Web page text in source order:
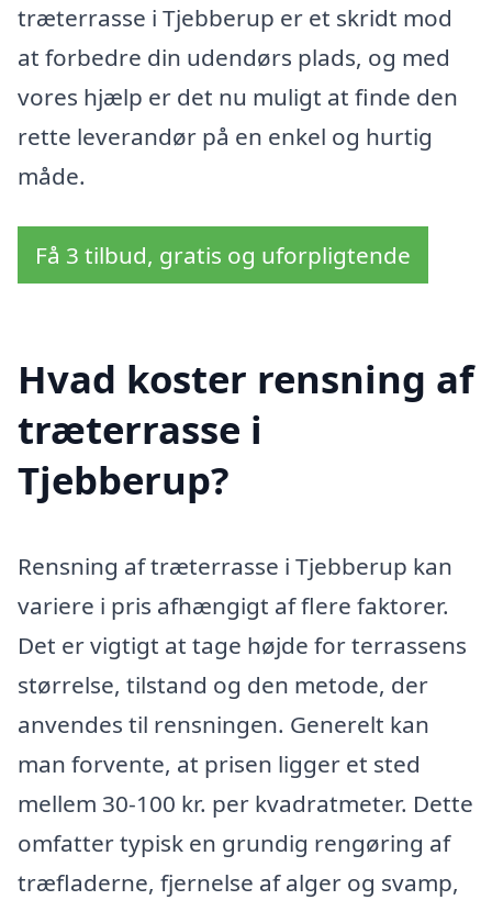
træterrasse i Tjebberup er et skridt mod
at forbedre din udendørs plads, og med
vores hjælp er det nu muligt at finde den
rette leverandør på en enkel og hurtig
måde.
Få 3 tilbud, gratis og uforpligtende
Hvad koster rensning af
træterrasse i
Tjebberup?
Rensning af træterrasse i Tjebberup kan
variere i pris afhængigt af flere faktorer.
Det er vigtigt at tage højde for terrassens
størrelse, tilstand og den metode, der
anvendes til rensningen. Generelt kan
man forvente, at prisen ligger et sted
mellem 30-100 kr. per kvadratmeter. Dette
omfatter typisk en grundig rengøring af
træfladerne, fjernelse af alger og svamp,